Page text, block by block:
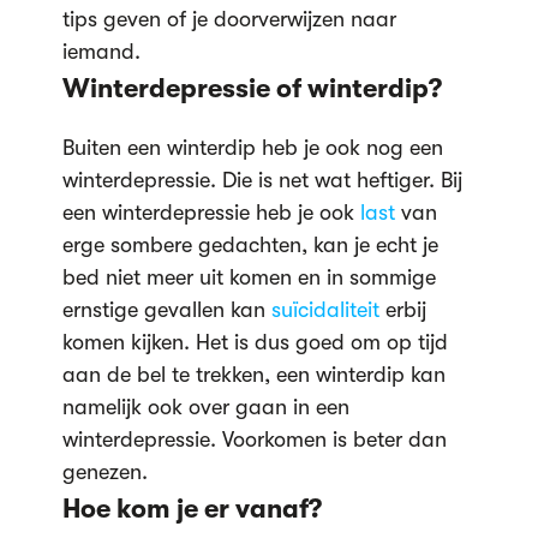
tips geven of je doorverwijzen naar
iemand.
Winterdepressie of winterdip?
Buiten een winterdip heb je ook nog een
winterdepressie. Die is net wat heftiger. Bij
een winterdepressie heb je ook lastvan
erge sombere gedachten, kan je echt je
bed niet meer uit komen en in sommige
ernstige gevallen kan suïcidaliteiterbij
komen kijken. Het is dus goed om op tijd
aan de bel te trekken, een winterdip kan
namelijk ook over gaan in een
winterdepressie. Voorkomen is beter dan
genezen.
Hoe kom je er vanaf?